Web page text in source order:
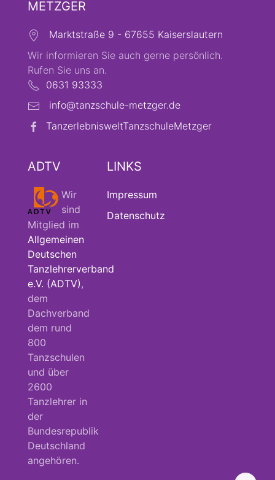
METZGER
Marktstraße 9 - 67655 Kaiserslautern
Wir informieren Sie auch gerne persönlich.
Rufen Sie uns an.
0631 93333
info@tanzschule-metzger.de
TanzerlebnisweltTanzschuleMetzger
ADTV
Wir
sind
Mitglied im
Allgemeinen
Deutschen
Tanzlehrerverband
e.V. (ADTV),
dem
Dachverband
dem rund
800
Tanzschulen
und über
2600
Tanzlehrer in
der
Bundesrepublik
Deutschland
angehören.
LINKS
Impressum
Datenschutz